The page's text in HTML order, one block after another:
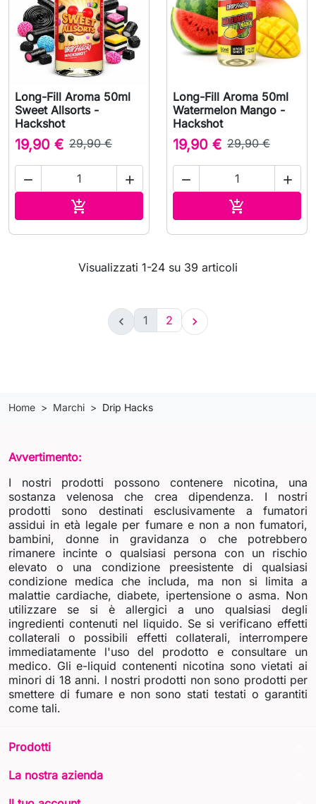
Long-Fill Aroma 50ml
Sweet Allsorts -
Hackshot
19,90 € 29,90 €
 

Long-Fill Aroma 50ml
Watermelon Mango -
Hackshot
19,90 € 29,90 €
 

Visualizzati 1-24 su 39 articoli
 1 2 
Home Marchi Drip Hacks
Avvertimento:
I nostri prodotti possono contenere nicotina, una
sostanza velenosa che crea dipendenza. I nostri
prodotti sono destinati esclusivamente a fumatori
assidui in età legale per fumare e non a non fumatori,
bambini, donne in gravidanza o che potrebbero
rimanere incinte o qualsiasi persona con un rischio
elevato o una condizione preesistente di qualsiasi
condizione medica che includa, ma non si limita a
malattie cardiache, diabete, ipertensione o asma. Non
utilizzare se si è allergici a uno qualsiasi degli
ingredienti contenuti nel liquido. Se si verificano effetti
collaterali o possibili effetti collaterali, interrompere
immediatamente l'uso del prodotto e consultare un
medico. Gli e-liquid contenenti nicotina sono vietati ai
minori di 18 anni. I nostri prodotti non sono prodotti per
smettere di fumare e non sono stati testati o garantiti
come tali.
Prodotti
La nostra azienda